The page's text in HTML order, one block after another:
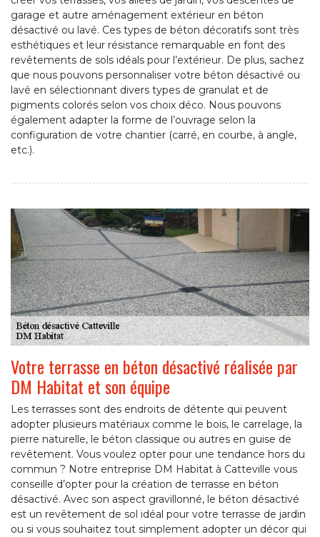
garage et autre aménagement extérieur en béton
désactivé ou lavé. Ces types de béton décoratifs sont très
esthétiques et leur résistance remarquable en font des
revêtements de sols idéals pour l’extérieur. De plus, sachez
que nous pouvons personnaliser votre béton désactivé ou
lavé en sélectionnant divers types de granulat et de
pigments colorés selon vos choix déco. Nous pouvons
également adapter la forme de l’ouvrage selon la
configuration de votre chantier (carré, en courbe, à angle,
etc.).
Votre terrasse en béton désactivé réalisée par
DM Habitat et son équipe
Les terrasses sont des endroits de détente qui peuvent
adopter plusieurs matériaux comme le bois, le carrelage, la
pierre naturelle, le béton classique ou autres en guise de
revêtement. Vous voulez opter pour une tendance hors du
commun ? Notre entreprise DM Habitat à Catteville vous
conseille d’opter pour la création de terrasse en béton
désactivé. Avec son aspect gravillonné, le béton désactivé
est un revêtement de sol idéal pour votre terrasse de jardin
ou si vous souhaitez tout simplement adopter un décor qui